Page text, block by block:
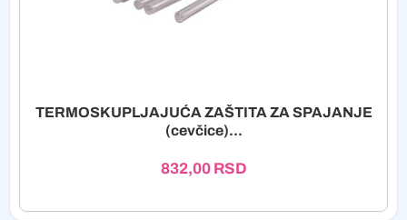
TERMOSKUPLJAJUĆA ZAŠTITA ZA SPAJANJE
(cevčice)...
832,00 RSD